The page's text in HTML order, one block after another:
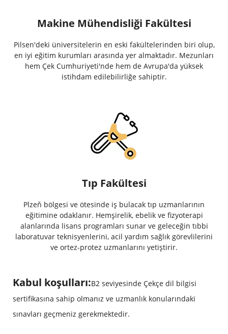
Makine Mühendisliği Fakültesi
Pilsen'deki üniversitelerin en eski fakültelerinden biri olup,
en iyi eğitim kurumları arasında yer almaktadır. Mezunları
hem Çek Cumhuriyeti'nde hem de Avrupa'da yüksek
istihdam edilebilirliğe sahiptir.
Tıp Fakültesi
Plzeň bölgesi ve ötesinde iş bulacak tıp uzmanlarının
eğitimine odaklanır. Hemşirelik, ebelik ve fizyoterapi
alanlarında lisans programları sunar ve geleceğin tıbbi
laboratuvar teknisyenlerini, acil yardım sağlık görevlilerini
ve ortez-protez uzmanlarını yetiştirir.
Kabul koşulları:B2 seviyesinde Çekçe dil bilgisi
sertifikasına sahip olmanız ve uzmanlık konularındaki
sınavları geçmeniz gerekmektedir.